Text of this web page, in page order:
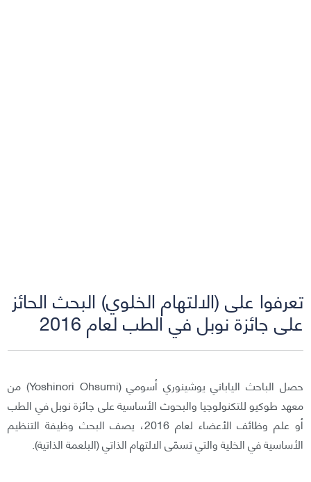
تعرفوا على (الالتهام الخلوي) البحث الحائز
على جائزة نوبل في الطب لعام 2016
حصل الباحث الياباني يوشينوري أسومي (Yoshinori Ohsumi) من
معهد طوكيو للتكنولوجيا والبحوث الأساسية على جائزة نوبل في الطب
أو علم وظائف الأعضاء لعام 2016، يصف البحث وظيفة التنظيم
الأساسية في الخلية والتي تسمّى الالتهام الذاتي (البلعمة الذاتية).